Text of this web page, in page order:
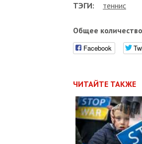
ТЭГИ: теннис
Общее
Facebook
ЧИТАЙТЕ ТАКЖЕ